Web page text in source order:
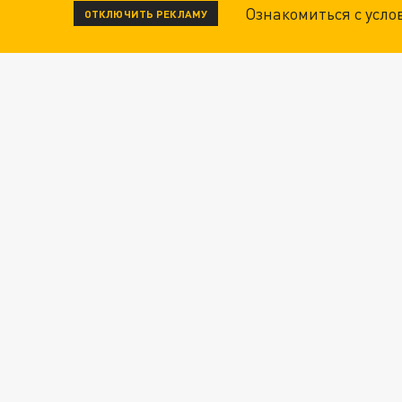
ОТКЛЮЧИТЬ РЕКЛАМУ Ознакомиться с